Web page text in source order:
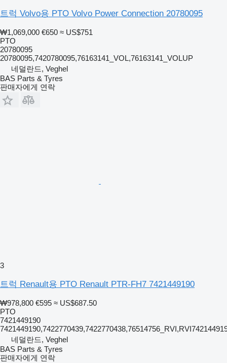
트럭 Volvo용 PTO Volvo Power Connection 20780095
₩1,069,000 €650 ≈ US$751
PTO
20780095
20780095,7420780095,76163141_VOL,76163141_VOLUP
네덜란드, Veghel
BAS Parts & Tyres
판매자에게 연락
3
트럭 Renault용 PTO Renault PTR-FH7 7421449190
₩978,800 €595 ≈ US$687.50
PTO
7421449190
네덜란드, Veghel
BAS Parts & Tyres
판매자에게 연락